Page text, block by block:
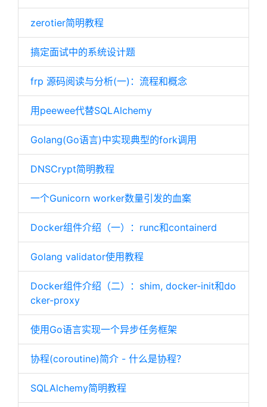
zerotier简明教程
搞定面试中的系统设计题
frp 源码阅读与分析(一)：流程和概念
用peewee代替SQLAlchemy
Golang(Go语言)中实现典型的fork调用
DNSCrypt简明教程
一个Gunicorn worker数量引发的血案
Docker组件介绍（一）：runc和containerd
Golang validator使用教程
Docker组件介绍（二）：shim, docker-init和do
cker-proxy
使用Go语言实现一个异步任务框架
协程(coroutine)简介 - 什么是协程？
SQLAlchemy简明教程